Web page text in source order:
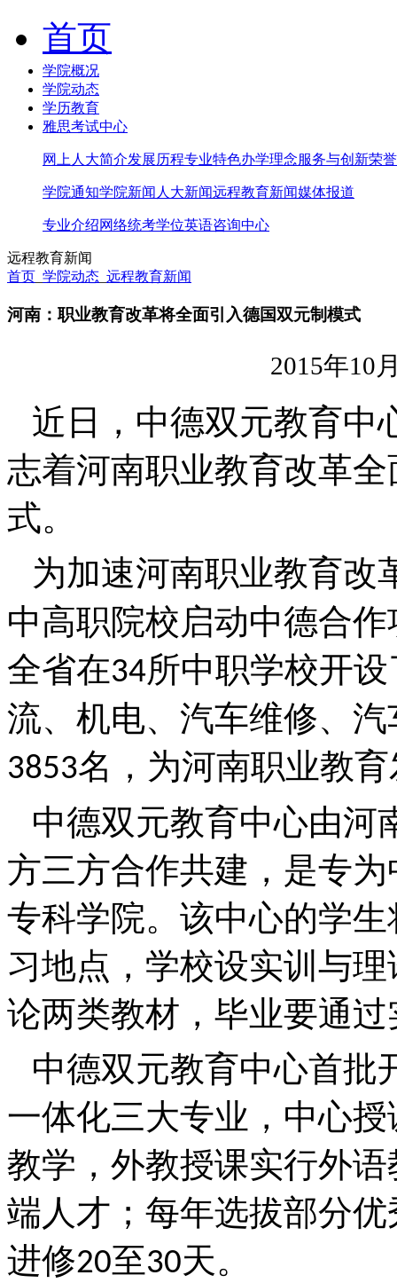
首页
学院概况
学院动态
学历教育
雅思考试中心
网上人大简介发展历程专业特色办学理念服务与创新荣
学院通知学院新闻 人大新闻远程教育新闻媒体报道
专业介绍网络统考学位英语咨询中心
远程教育新闻
首页 学院动态 远程教育新闻
河南：职业教育改革将全面引入德国双元制模式
2015年10
近日，中德双元教育中
志着河南职业教育改革
式。
为加速河南职业教育改
中高职院校启动中德合
全省在34所中职学校开设
流、机电、汽车维修、
3853名，为河南职业教
中德双元教育中心由河
方三方合作共建，是专
专科学院。该中心的学
习地点，学校设实训与
论两类教材，毕业要通
中德双元教育中心首批
一体化三大专业，中心
教学，外教授课实行外
端人才；每年选拔部分
进修20至30天。